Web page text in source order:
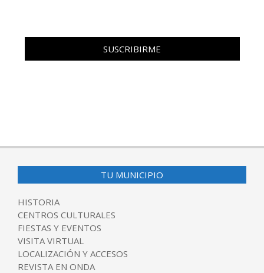
TU MUNICIPIO
HISTORIA
CENTROS CULTURALES
FIESTAS Y EVENTOS
VISITA VIRTUAL
LOCALIZACIÓN Y ACCESOS
REVISTA EN ONDA